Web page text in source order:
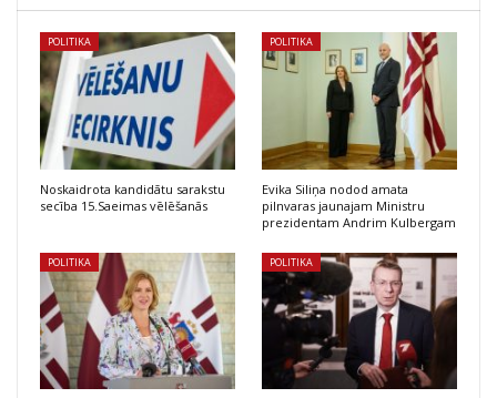
POLITIKA
Noskaidrota kandidātu sarakstu
secība 15.Saeimas vēlēšanās
POLITIKA
Evika Siliņa nodod amata
pilnvaras jaunajam Ministru
prezidentam Andrim Kulbergam
POLITIKA POLITIKA